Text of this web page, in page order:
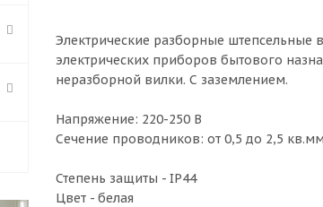
Электрические разборные штепсельные
электрических приборов бытового
неразборной вилки. С заземлением.
Напряжение: 220-250 В
Сечение проводников: от 0,5 до 2,5 кв.мм
Степень защиты - IP44
Цвет - белая